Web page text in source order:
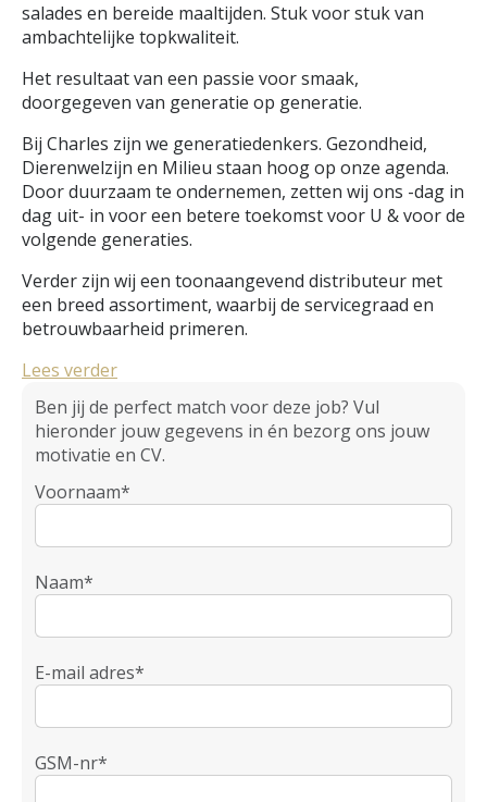
salades en bereide maaltijden. Stuk voor stuk van
ambachtelijke topkwaliteit.
Het resultaat van een passie voor smaak,
doorgegeven van generatie op generatie.
Bij Charles zijn we generatiedenkers. Gezondheid,
Dierenwelzijn en Milieu staan hoog op onze agenda.
Door duurzaam te ondernemen, zetten wij ons -dag in
dag uit- in voor een betere toekomst voor U & voor de
volgende generaties.
Verder zijn wij een toonaangevend distributeur met
een breed assortiment, waarbij de servicegraad en
betrouwbaarheid primeren.
Lees verder
Ben jij de perfect match voor deze job? Vul
hieronder jouw gegevens in én bezorg ons jouw
motivatie en CV.
Voornaam*
Naam*
E-mail adres*
GSM-nr*